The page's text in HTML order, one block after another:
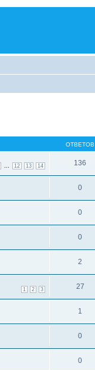
ОТВЕТОВ
12 13 14 136
0
0
0
2
1 2 3 27
1
0
0